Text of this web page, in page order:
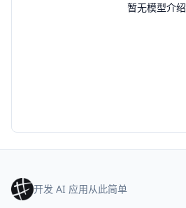
暂无模型介绍
开发 AI 应用从此简单